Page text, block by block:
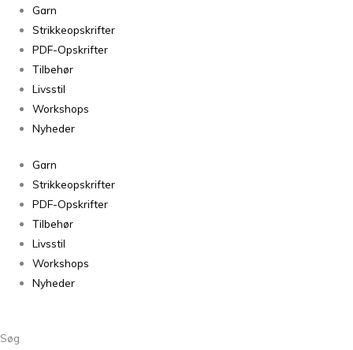
Garn
Strikkeopskrifter
PDF-Opskrifter
Tilbehør
Livsstil
Workshops
Nyheder
Garn
Strikkeopskrifter
PDF-Opskrifter
Tilbehør
Livsstil
Workshops
Nyheder
Søg
Anna
puden
antal